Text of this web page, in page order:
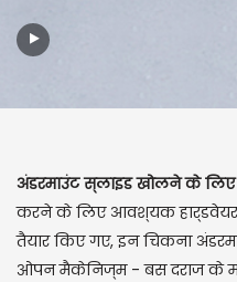
अंडरमाउंट स्लाइड खोलने के
करने के लिए आवश्यक हार्डवेयर
तैयार किए गए, इन चिकना
ओपन मैकेनिज्म - बस दराज के